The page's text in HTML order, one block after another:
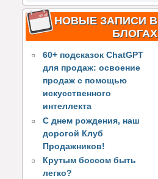
НОВЫЕ ЗАПИСИ В
БЛОГАХ
60+ подсказок ChatGPT
для продаж: освоение
продаж с помощью
искусственного
интеллекта
С днем рождения, наш
дорогой Клуб
Продажников!
Крутым боссом быть
легко?